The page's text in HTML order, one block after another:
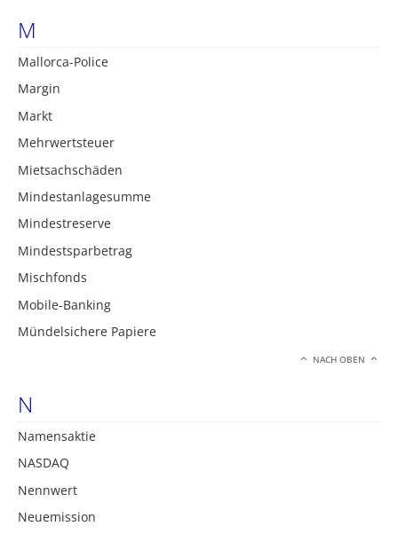
M
Mallorca-Police
Margin
Markt
Mehrwertsteuer
Mietsachschäden
Mindestanlagesumme
Mindestreserve
Mindestsparbetrag
Mischfonds
Mobile-Banking
Mündelsichere Papiere
NACH OBEN
N
Namensaktie
NASDAQ
Nennwert
Neuemission